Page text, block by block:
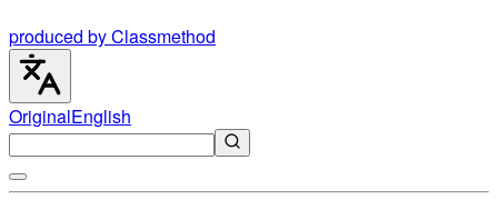
produced by Classmethod
OriginalEnglish